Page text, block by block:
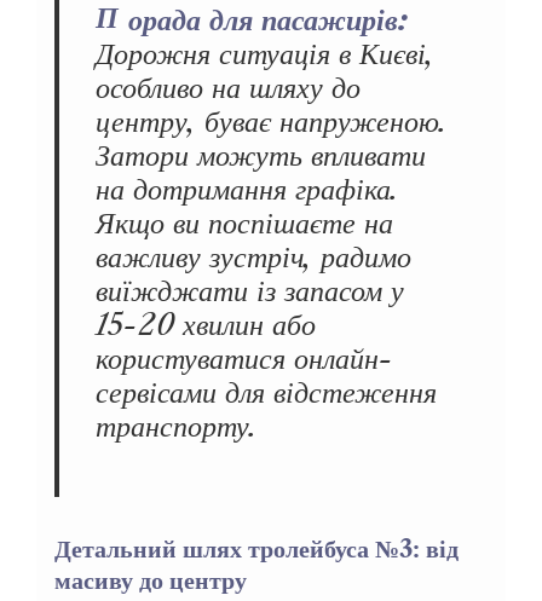
Порада для пасажирів:
Дорожня ситуація в Києві,
особливо на шляху до
центру, буває напруженою.
Затори можуть впливати
на дотримання графіка.
Якщо ви поспішаєте на
важливу зустріч, радимо
виїжджати із запасом у
15-20 хвилин або
користуватися онлайн-
сервісами для відстеження
транспорту.
Детальний шлях тролейбуса №3: від
масиву до центру